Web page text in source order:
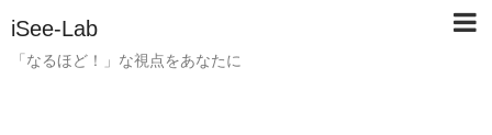
iSee-Lab
「なるほど！」な視点をあなたに